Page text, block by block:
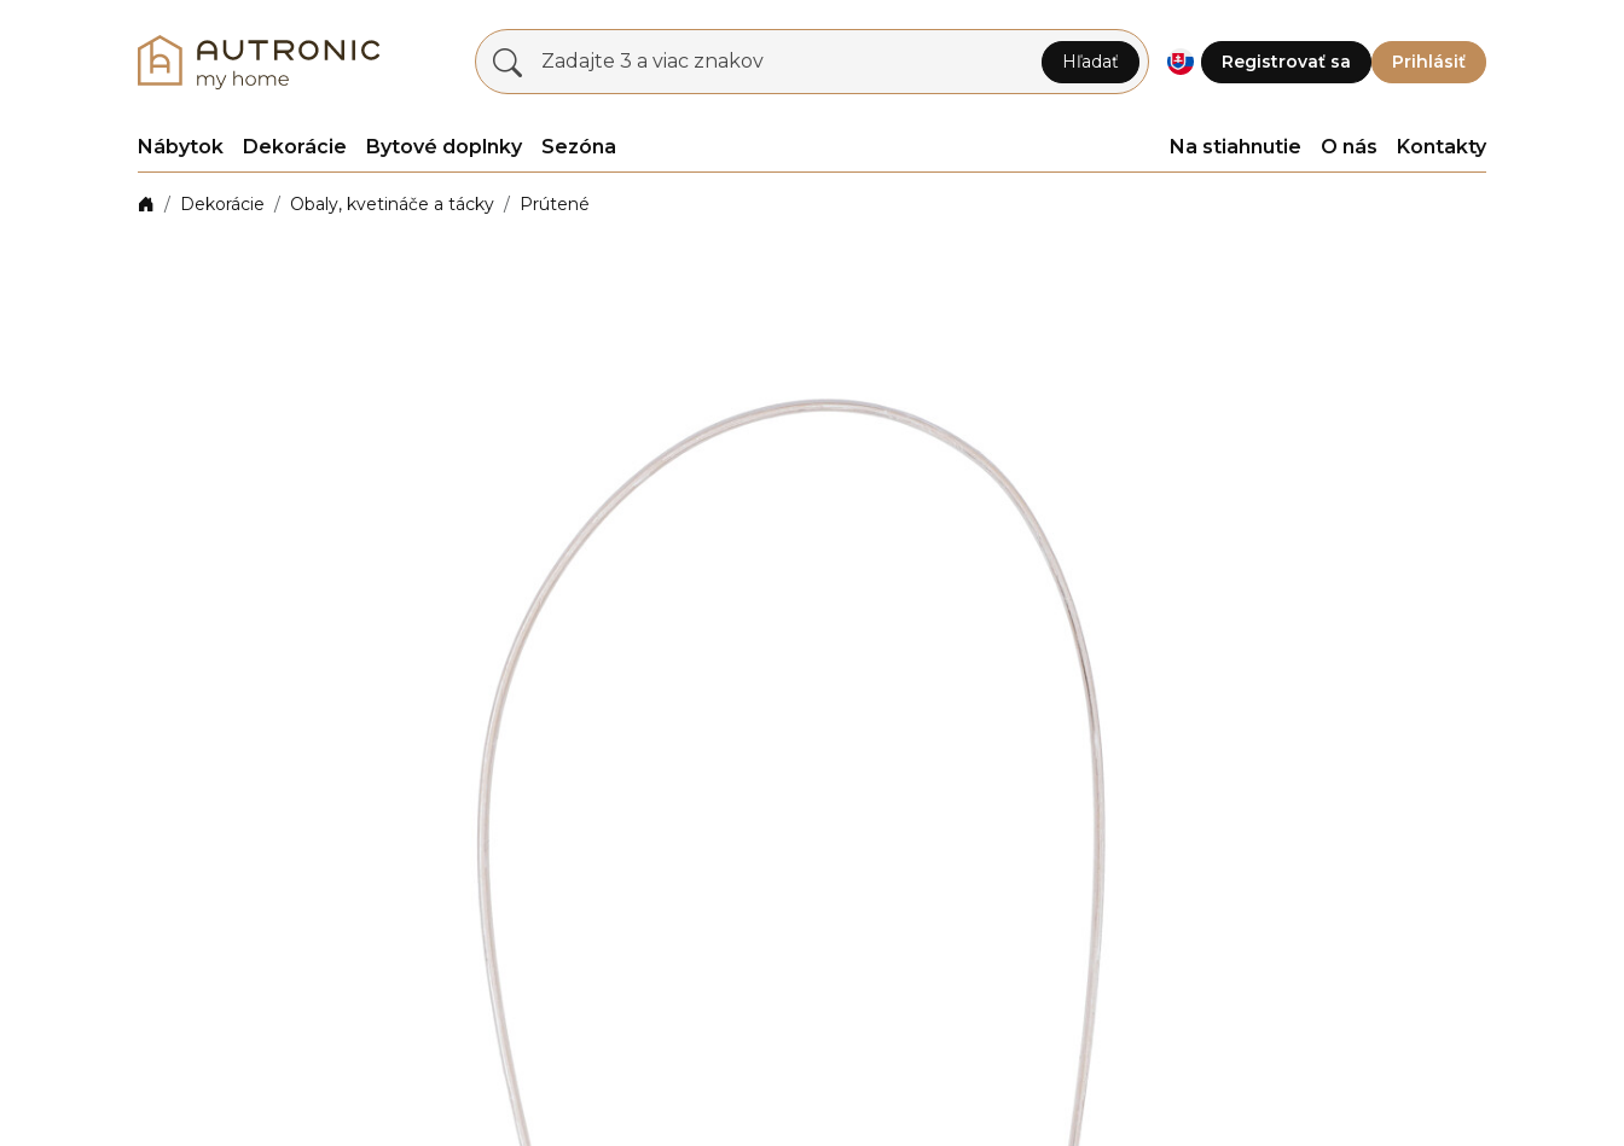
Registrovať sa Prihlásiť
Zadajte 3 a viac znakov Hľadať
Nábytok Dekorácie Bytové doplnky Sezóna Na stiahnutie O nás Kontakty
Dekorácie Obaly, kvetináče a tácky Prútené